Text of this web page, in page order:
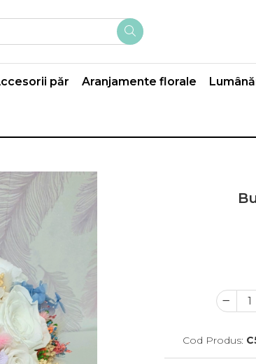
păr Aranjamente florale
Cod Produs: